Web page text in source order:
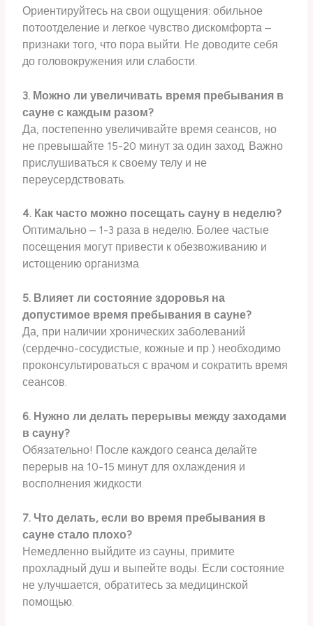
Ориентируйтесь на свои ощущения: обильное
потоотделение и легкое чувство дискомфорта –
признаки того, что пора выйти. Не доводите себя
до головокружения или слабости.
3. Можно ли увеличивать время пребывания в
сауне с каждым разом?
Да, постепенно увеличивайте время сеансов, но
не превышайте 15-20 минут за один заход. Важно
прислушиваться к своему телу и не
переусердствовать.
4. Как часто можно посещать сауну в неделю?
Оптимально – 1-3 раза в неделю. Более частые
посещения могут привести к обезвоживанию и
истощению организма.
5. Влияет ли состояние здоровья на
допустимое время пребывания в сауне?
Да, при наличии хронических заболеваний
(сердечно-сосудистые, кожные и пр.) необходимо
проконсультироваться с врачом и сократить время
сеансов.
6. Нужно ли делать перерывы между заходами
в сауну?
Обязательно! После каждого сеанса делайте
перерыв на 10-15 минут для охлаждения и
восполнения жидкости.
7. Что делать, если во время пребывания в
сауне стало плохо?
Немедленно выйдите из сауны, примите
прохладный душ и выпейте воды. Если состояние
не улучшается, обратитесь за медицинской
помощью.